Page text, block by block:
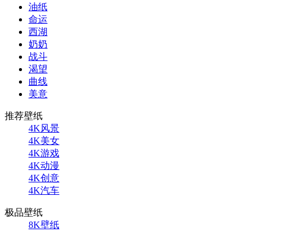
油纸
命运
西湖
奶奶
战斗
渴望
曲线
美意
推荐壁纸
4K风景
4K美女
4K游戏
4K动漫
4K创意
4K汽车
极品壁纸
8K壁纸